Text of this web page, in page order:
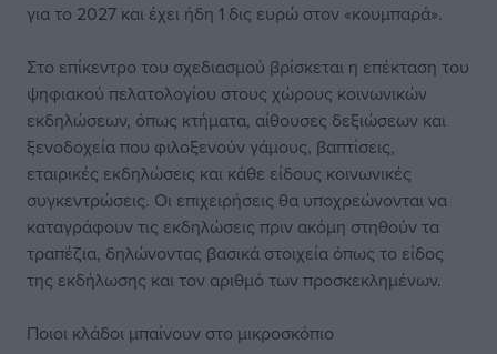
για το 2027 και έχει ήδη 1 δις ευρώ στον «κουμπαρά».
Στο επίκεντρο του σχεδιασμού βρίσκεται η επέκταση του
ψηφιακού πελατολογίου στους χώρους κοινωνικών
εκδηλώσεων, όπως κτήματα, αίθουσες δεξιώσεων και
ξενοδοχεία που φιλοξενούν γάμους, βαπτίσεις,
εταιρικές εκδηλώσεις και κάθε είδους κοινωνικές
συγκεντρώσεις. Οι επιχειρήσεις θα υποχρεώνονται να
καταγράφουν τις εκδηλώσεις πριν ακόμη στηθούν τα
τραπέζια, δηλώνοντας βασικά στοιχεία όπως το είδος
της εκδήλωσης και τον αριθμό των προσκεκλημένων.
Ποιοι κλάδοι μπαίνουν στο μικροσκόπιο